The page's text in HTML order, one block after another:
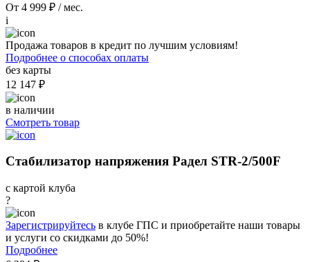
От 4 999 ₽ / мес.
i
Продажа товаров в кредит по лучшим условиям!
Подробнее о способах оплаты
без карты
12 147 ₽
в наличии
Смотреть товар
Стабилизатор напряжения Радел STR-2/500F
с картой клуба
?
Зарегистрируйтесь в клубе ГПС и приобретайте наши товары
и услуги со скидками до 50%!
Подробнее